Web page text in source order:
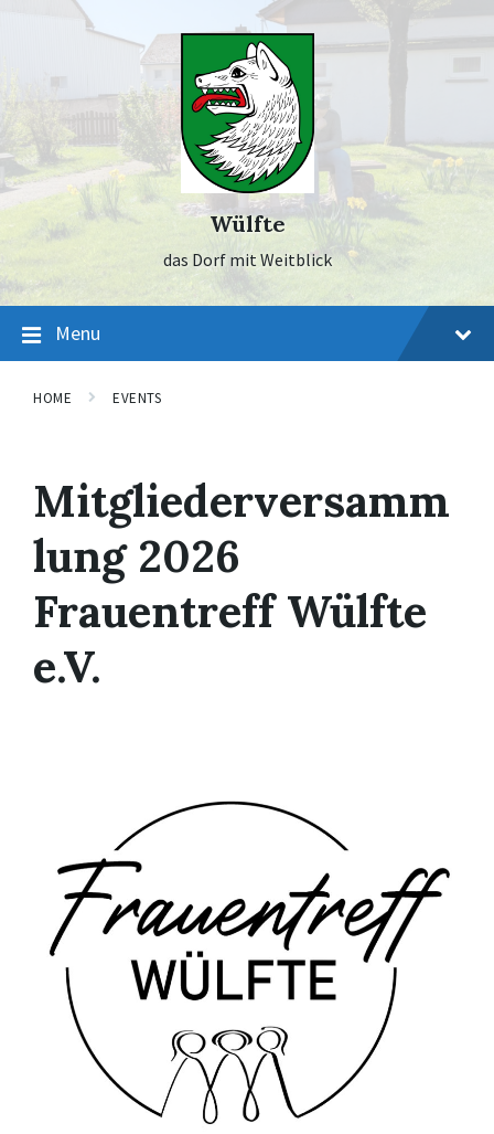
Wülfte
das Dorf mit Weitblick
Menu
HOME EVENTS
Mitgliederversamm
lung 2026
Frauentreff Wülfte
e.V.